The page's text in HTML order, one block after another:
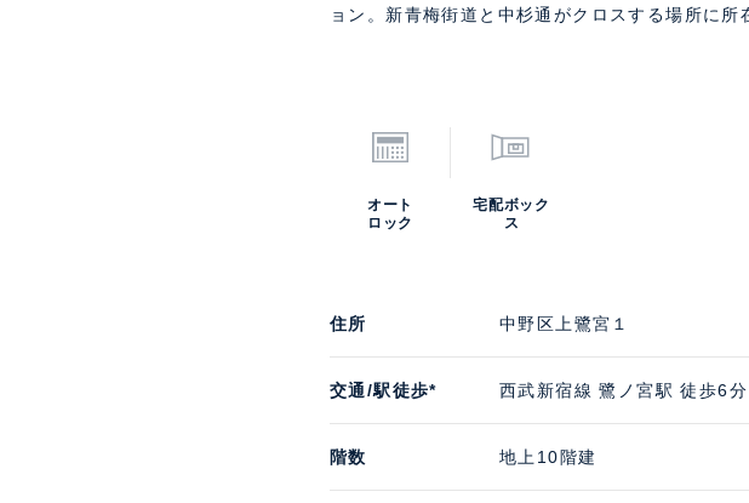
ョン。新青梅街道と中杉通がクロスする場所に所
オート
ロック
宅配ボック
ス
住所 中野区上鷺宮１
交通/駅徒歩* 西武新宿線 鷺ノ宮駅 徒歩6分
階数 地上10階建